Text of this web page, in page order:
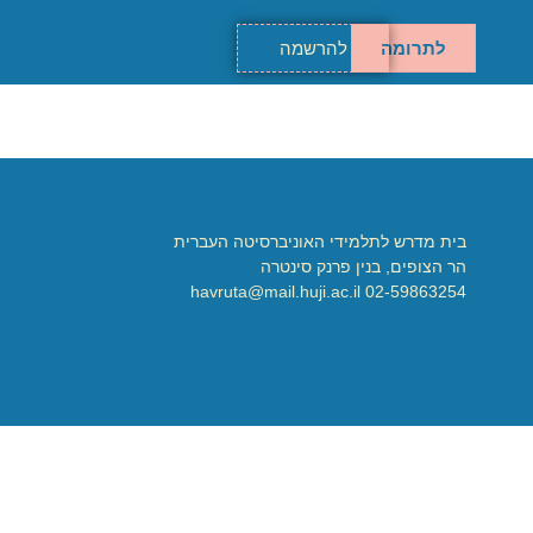
לתרומה להרשמה
בית מדרש לתלמידי האוניברסיטה העברית
הר הצופים, בנין פרנק סינטרה
02-59863254 havruta@mail.huji.ac.il